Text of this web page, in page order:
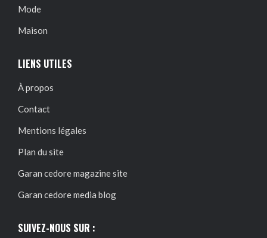
Mode
Maison
LIENS UTILES
À propos
Contact
Mentions légales
Plan du site
Garan cedore magazine site
Garan cedore media blog
SUIVEZ-NOUS SUR :